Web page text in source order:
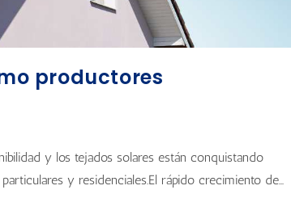
productores
y los tejados solares están conquistando
y residenciales.El rápido crecimiento de…